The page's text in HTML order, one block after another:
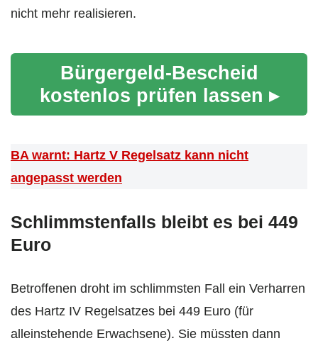
nicht mehr realisieren.
Bürgergeld-Bescheid
kostenlos prüfen lassen ▸
BA warnt: Hartz V Regelsatz kann nicht
angepasst werden
Schlimmstenfalls bleibt es bei 449
Euro
Betroffenen droht im schlimmsten Fall ein Verharren
des Hartz IV Regelsatzes bei 449 Euro (für
alleinstehende Erwachsene). Sie müssten dann